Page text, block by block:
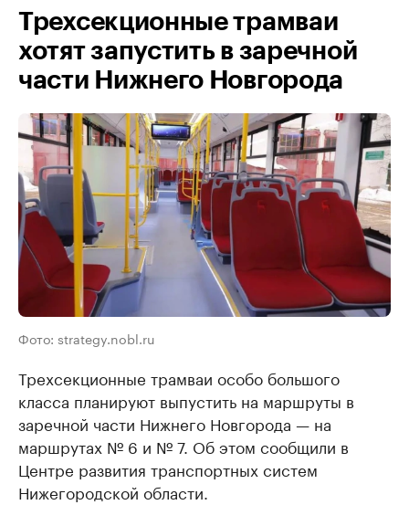
Трехсекционные трамваи
хотят запустить в заречной
части Нижнего Новгорода
Фото: strategy.nobl.ru
Трехсекционные трамваи особо большого
класса планируют выпустить на маршруты в
заречной части Нижнего Новгорода — на
маршрутах № 6 и № 7. Об этом сообщили в
Центре развития транспортных систем
Нижегородской области.